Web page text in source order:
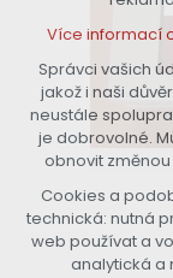
analytická
Více informací
Více informací
Správci vašich
jakož i naši
neustále
je dobrovolné.
obnovit
Cookies a
technická: nutná
web používat a
analytická a